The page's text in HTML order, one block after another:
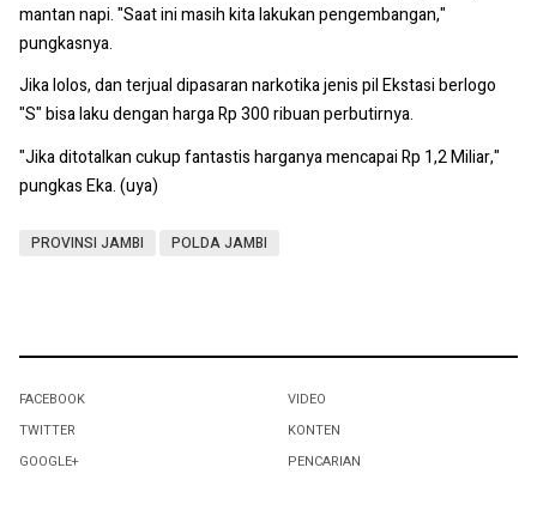
mantan napi. "Saat ini masih kita lakukan pengembangan,"
pungkasnya.
Jika lolos, dan terjual dipasaran narkotika jenis pil Ekstasi berlogo
"S" bisa laku dengan harga Rp 300 ribuan perbutirnya.
"Jika ditotalkan cukup fantastis harganya mencapai Rp 1,2 Miliar,"
pungkas Eka. (uya)
PROVINSI JAMBI POLDA JAMBI
FACEBOOK
TWITTER
GOOGLE+
VIDEO
KONTEN
PENCARIAN